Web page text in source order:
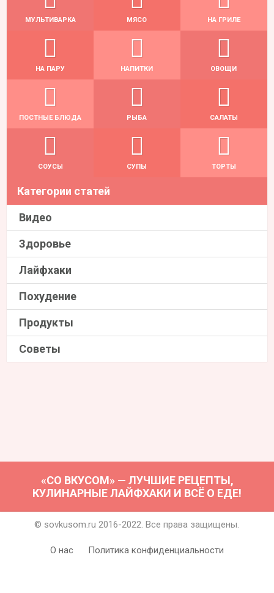
МУЛЬТИВАРКА МЯСО НА ГРИЛЕ
НА ПАРУ НАПИТКИ ОВОЩИ
ПОСТНЫЕ БЛЮДА РЫБА САЛАТЫ
СОУСЫ СУПЫ ТОРТЫ
Категории статей
Видео
Здоровье
Лайфхаки
Похудение
Продукты
Советы
«СО ВКУСОМ» — ЛУЧШИЕ РЕЦЕПТЫ,
КУЛИНАРНЫЕ ЛАЙФХАКИ И ВСЁ О ЕДЕ!
© sovkusom.ru 2016-2022. Все права защищены.
О нас Политика конфиденциальности